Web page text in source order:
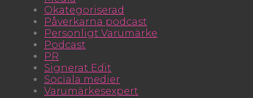
Okategoriserad
Påverkarna podcast
Personligt Varumärke
Podcast
PR
Signerat Edit
Sociala medier
Varumärkesexpert